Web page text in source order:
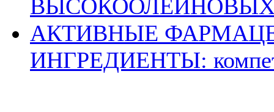
АКТИВНЫЕ
ИНГРЕДИЕНТЫ: